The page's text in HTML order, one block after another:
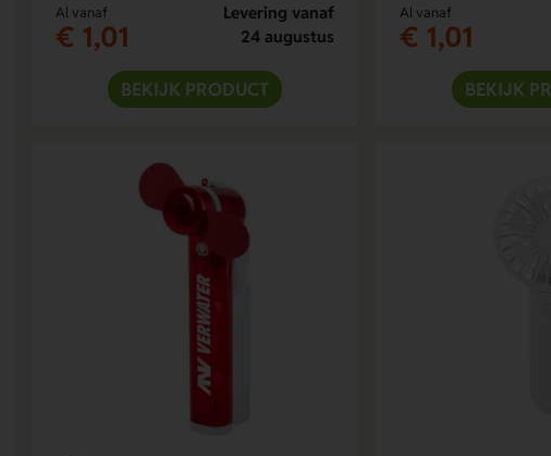
Al vanaf
€ 1,01
Levering vanaf
24 augustus
BEKIJK PRODUCT
Al vanaf
€ 1,01
BEKIJK